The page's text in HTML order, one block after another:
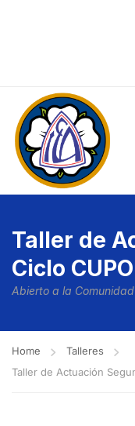
Taller de
Ciclo
Abierto a la Comunidad
Home
Talleres
Taller de Actuación